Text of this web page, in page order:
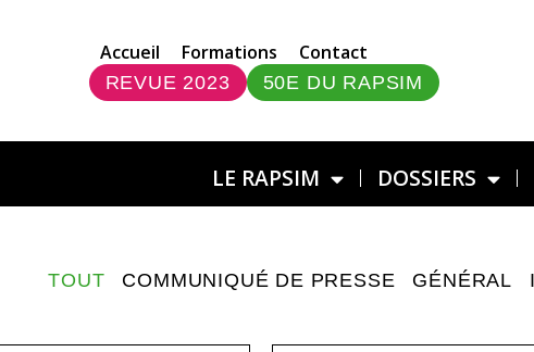
Accueil Formations Contact
REVUE 2023 50E DU RAPSIM
LE RAPSIM DOSSIERS
COMMUNIQUÉ DE PRESSE GÉNÉRAL
TOUT